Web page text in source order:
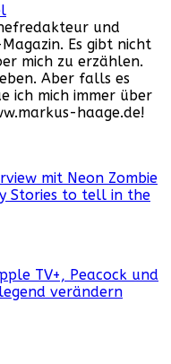
und
Es gibt nicht
mich zu erzählen.
Aber falls es
ich mich immer über
haage.de!
mit Neon Zombie
Stories to tell in the
TV+, Peacock und
verändern